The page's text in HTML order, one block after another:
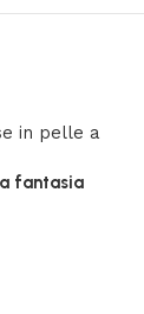
fantasia